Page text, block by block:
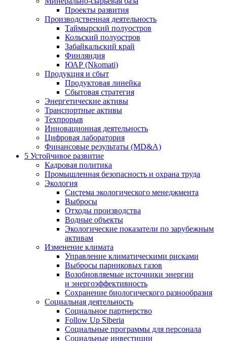
Проекты развития
Производственная деятельность
Таймырский полуостров
Кольский полуостров
Забайкальский край
Финляндия
ЮАР (Nkomati)
Продукция и сбыт
Продуктовая линейка
Сбытовая стратегия
Энергетические активы
Транспортные активы
Техпрорыв
Инновационная деятельность
Цифровая лаборатория
Финансовые результаты (MD&A)
5 Устойчивое развитие
Кадровая политика
Промышленная безопасность и охрана труда
Экология
Система экологического менеджмента
Выбросы
Отходы производства
Водные объекты
Экологические показатели по зарубежным
активам
Изменение климата
Управление климатическими рисками
Выбросы парниковых газов
Возобновляемые источники энергии
и энергоэффективность
Сохранение биологического разнообразия
Социальная деятельность
Социальное партнерство
Follow Up Siberia
Социальные программы для персонала
Социальные инвестиции